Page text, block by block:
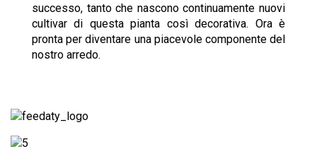
successo, tanto che nascono continuamente nuovi
cultivar di questa pianta così decorativa. Ora è
pronta per diventare una piacevole componente del
nostro arredo.